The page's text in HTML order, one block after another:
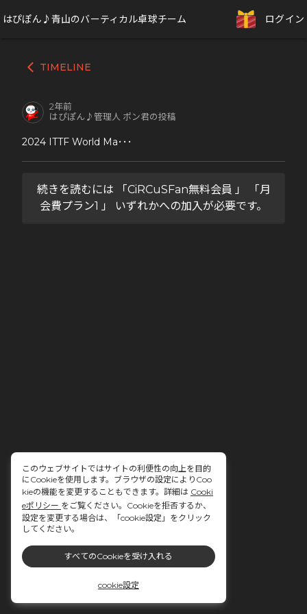
はぴぽん♪青山のバーティカル卓球チーム ログイン
arrow_back_ios TIMELINE
2年前
はぴぽん♪管理人 ポン君の投稿
2024 ITTF World Ma･･･
続きを読むには 「CiRCuSFan無料会員 」 「月
会費プラン1 」 いずれかへの加入が必要です。
このウェブサイトではサイトの利便性の向上を目的
にCookieを使用します。ブラウザの設定によりCoo
kieの機能を変更することもできます。詳細は Cooki
eポリシー をご覧ください。Cookieを拒否するか、
設定を変更する場合は、「cookie設定」をクリック
してください。
すべてのCookieを受け入れる
cookie設定